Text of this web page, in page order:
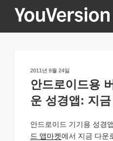
YOUVERSION
작
성
일
자
2011년 9월 24일
안드로이드용
운 성경앱: 지
안드로이드 기기용 성경
드 앱마켓에서 지금 다운